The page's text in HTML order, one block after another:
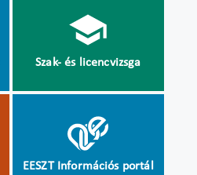
Szak- és licencvizsga
EESZT Információs portál